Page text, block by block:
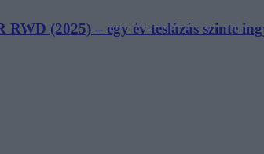
(2025) – egy év teslázás szinte